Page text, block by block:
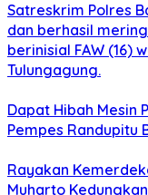
Satreskrim Polres
dan berhasil
berinisial FAW (16)
Tulungagung.
Dapat Hibah Mesin
Pempes Randupitu
Rayakan
Muharto